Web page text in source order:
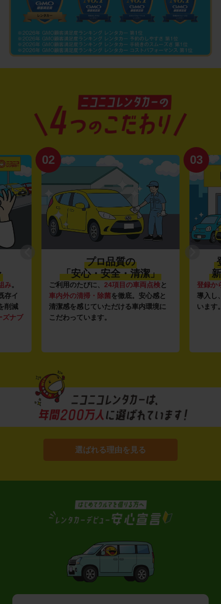
み。
存イ
削減
ズナブ
02
プロ品質の
「安心・安全・清潔」
ご利用のたびに、 24項目の車両点検と
車内外の清掃・除菌を徹底。安心感と
清潔感を感じていただける車内環境に
こだわっています。
03
登録か
導入し
います
選ばれる理由を見る